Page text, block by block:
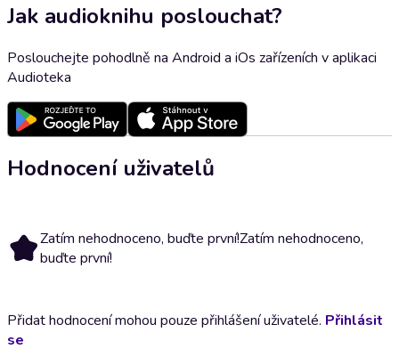
Jak audioknihu poslouchat?
Poslouchejte pohodlně na Android a iOs zařízeních v aplikaci
Audioteka
Hodnocení uživatelů
Zatím nehodnoceno, buďte první!Zatím nehodnoceno,
buďte první!
Přidat hodnocení mohou pouze přihlášení uživatelé. Přihlásit
se